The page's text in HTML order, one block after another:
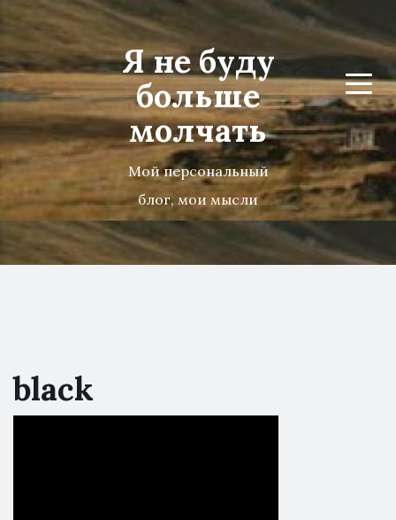
Я не буду
больше
молчать
Мой персональный
блог, мои мысли
Menu
black